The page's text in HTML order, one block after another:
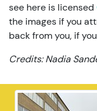
see here is licensed
the images if you
back from you, if
Credits: Nadia